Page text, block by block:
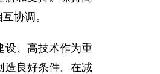
协调。
、高技术作为重
造良好条件。在减